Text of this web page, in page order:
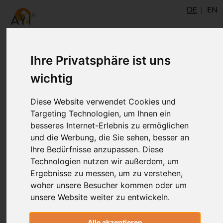
Ihre Privatsphäre ist uns
wichtig
Diese Website verwendet Cookies und
Targeting Technologien, um Ihnen ein
besseres Internet-Erlebnis zu ermöglichen
und die Werbung, die Sie sehen, besser an
Ihre Bedürfnisse anzupassen. Diese
Technologien nutzen wir außerdem, um
Ergebnisse zu messen, um zu verstehen,
woher unsere Besucher kommen oder um
unsere Website weiter zu entwickeln.
DE EN
Autor
Dr. Ronald Steiner